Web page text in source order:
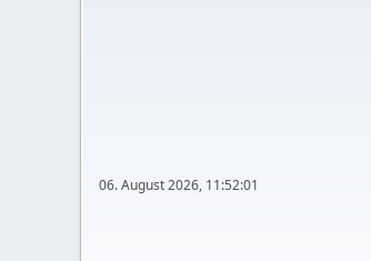
06. August 2026, 11:52:01